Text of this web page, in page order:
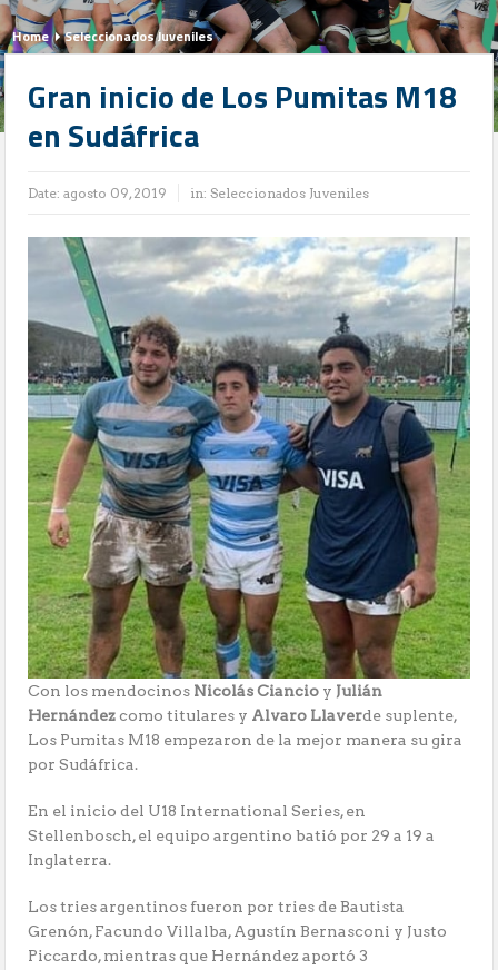
Home Seleccionados Juveniles
Gran inicio de Los Pumitas M18
en Sudáfrica
Date:agosto 09, 2019 in:Seleccionados Juveniles
Con los mendocinos Nicolás Ciancio y Julián
Hernándezcomo titulares y Alvaro Llaverde suplente,
Los Pumitas M18 empezaron de la mejor manera su gira
por Sudáfrica.
En el inicio del U18 International Series, en
Stellenbosch, el equipo argentino batió por 29 a 19 a
Inglaterra.
Los tries argentinos fueron por tries de Bautista
Grenón, Facundo Villalba, Agustín Bernasconi y Justo
Piccardo, mientras que Hernández aportó 3